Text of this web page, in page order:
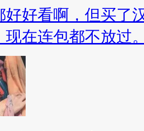
好好看啊，但买了
现在连包都不放过